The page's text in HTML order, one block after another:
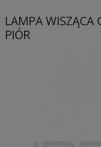
LAMPA WISZĄCA
PIÓR